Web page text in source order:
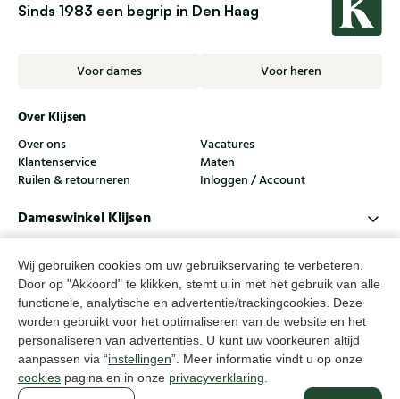
Wij gebruiken cookies om uw gebruikservaring te verbeteren.
Door op "Akkoord" te klikken, stemt u in met het gebruik van alle
functionele, analytische en advertentie/trackingcookies. Deze
worden gebruikt voor het optimaliseren van de website en het
personaliseren van advertenties. U kunt uw voorkeuren altijd
aanpassen via “instellingen”. Meer informatie vindt u op onze
cookies pagina en in onze privacyverklaring
Sinds 1983 een begrip in Den Haag
Voor dames Voor heren
Over Klijsen
Over ons
Vacatures
Klantenservice
Maten
Ruilen & retourneren
Inloggen / Account
Dameswinkel Klijsen
Klantenservice
Volg ons
© Klijsen Schoenmode - 2026